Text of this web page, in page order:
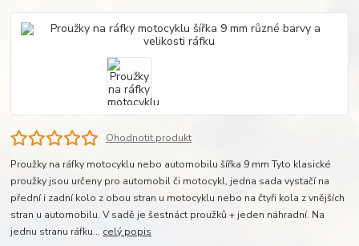
Ohodnotit produkt
Proužky na ráfky motocyklu nebo automobilu šířka 9 mm Tyto klasické
proužky jsou určeny pro automobil či motocykl, jedna sada vystačí na
přední i zadní kolo z obou stran u motocyklu nebo na čtyři kola z vnějších
stran u automobilu. V sadě je šestnáct proužků + jeden náhradní. Na
jednu stranu ráfku... celý popis